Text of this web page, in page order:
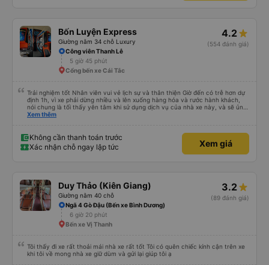
Bốn Luyện Express
Giường nằm 34 chỗ Luxury
4.2
(554 đánh giá)
Công viên Thanh Lễ
5 giờ 45 phút
Cổng bến xe Cái Tắc
Trải nghiệm tốt Nhân viên vui vẻ lịch sự và thân thiện Giờ đến có trễ hơn dự
định 1h, vì xe phải dừng nhiều và lên xuống hàng hóa và rước hành khách,
nói chung là tối thấy yên tâm khi sử dụng dịch vụ của nhà xe này, và sẽ ủng
hộ và giới thiệu cho người thân sử dụng dịch vụ của nhà xe này
Xem thêm
Không cần thanh toán trước
Xác nhận chỗ ngay lập tức
Xem giá
Duy Thảo (Kiên Giang)
Giường nằm 40 chỗ
3.2
(89 đánh giá)
Ngã 4 Gò Đậu (Bến xe Bình Dương)
6 giờ 20 phút
Bến xe Vị Thanh
Tôi thấy đi xe rất thoải mái nhà xe rất tốt Tôi có quên chiếc kính cận trên xe
khi tôi về mong nhà xe giữ dùm và gửi lại giúp tôi ạ